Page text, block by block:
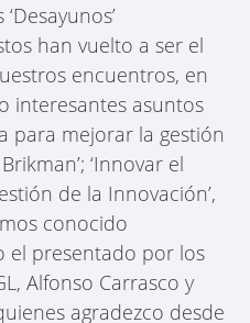
han vuelto a ser el
encuentros, en
interesantes asuntos
para mejorar la gestión
‘Innovar el
de la Innovación’,
conocido
el presentado por los
Alfonso Carrasco y
agradezco desde